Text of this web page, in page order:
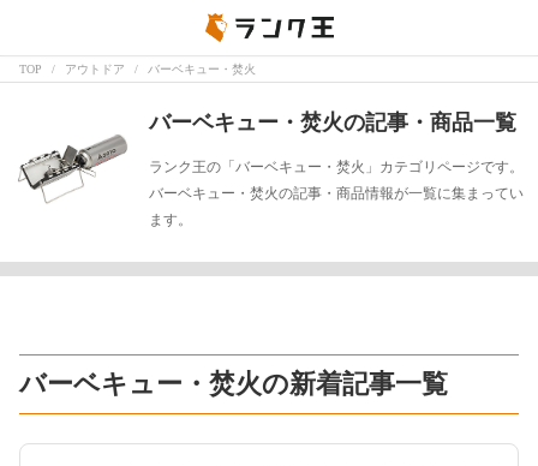
TOP アウトドア バーベキュー・焚火
バーベキュー・焚火の記事・商品一覧
ランク王の「バーベキュー・焚火」カテゴリページです。
バーベキュー・焚火の記事・商品情報が一覧に集まってい
ます。
バーベキュー・焚火の新着記事一覧